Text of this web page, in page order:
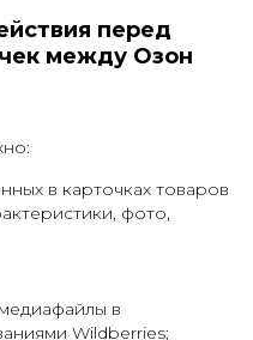
перед
между Озон
в карточках товаров
фото,
в
Wildberries;